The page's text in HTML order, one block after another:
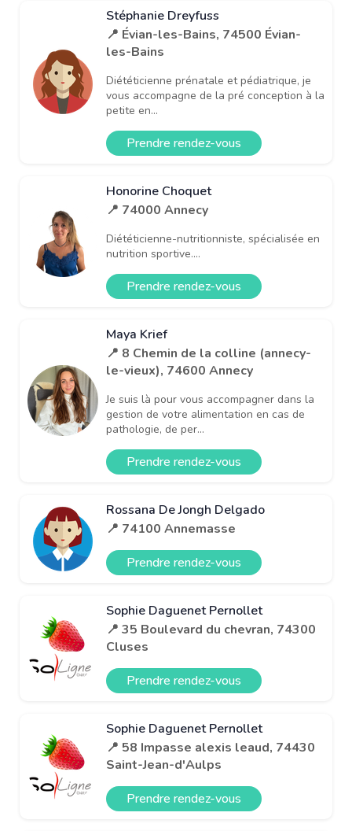
Stéphanie Dreyfuss
📍 Évian-les-Bains, 74500 Évian-
les-Bains
Diététicienne prénatale et pédiatrique, je
vous accompagne de la pré conception à la
petite en...
Prendre rendez-vous
Honorine Choquet
📍 74000 Annecy
Diététicienne-nutritionniste, spécialisée en
nutrition sportive....
Prendre rendez-vous
Maya Krief
📍 8 Chemin de la colline (annecy-
le-vieux), 74600 Annecy
Je suis là pour vous accompagner dans la
gestion de votre alimentation en cas de
pathologie, de per...
Prendre rendez-vous
Rossana De Jongh Delgado
📍 74100 Annemasse
Prendre rendez-vous
Sophie Daguenet Pernollet
📍 35 Boulevard du chevran, 74300
Cluses
Prendre rendez-vous
Sophie Daguenet Pernollet
📍 58 Impasse alexis leaud, 74430
Saint-Jean-d'Aulps
Prendre rendez-vous